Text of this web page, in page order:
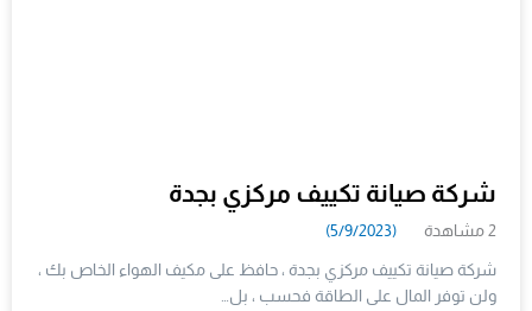
شركة صيانة تكييف مركزي بجدة
2 مشاهدة (5/9/2023)
شركة صيانة تكييف مركزي بجدة ، حافظ على مكيف الهواء الخاص بك ،
ولن توفر المال على الطاقة فحسب ، بل…